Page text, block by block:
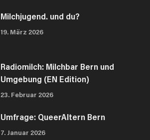
Milchjugend. und du?
19. März 2026
Radiomilch: Milchbar Bern und
Umgebung (EN Edition)
23. Februar 2026
Umfrage: QueerAltern Bern
7. Januar 2026